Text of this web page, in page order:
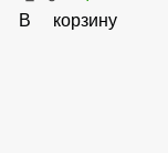
Валентинка мини